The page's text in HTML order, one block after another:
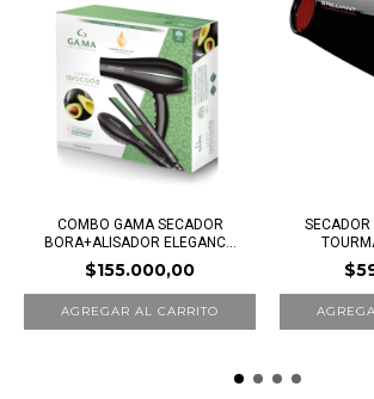
COMBO GAMA SECADOR
BORA+ALISADOR ELEGANC...
$155.000,00